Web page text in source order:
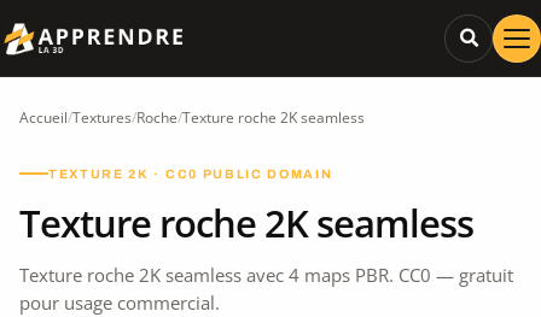
Accueil/Textures/Roche/Texture roche 2K seamless
TEXTURE 2K · CC0 PUBLIC DOMAIN
Texture roche 2K seamless
Texture roche 2K seamless avec 4 maps PBR. CC0 — gratuit
pour usage commercial.